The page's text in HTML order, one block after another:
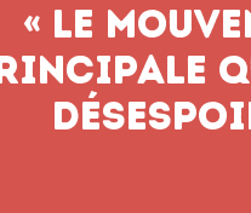
« Le
soient